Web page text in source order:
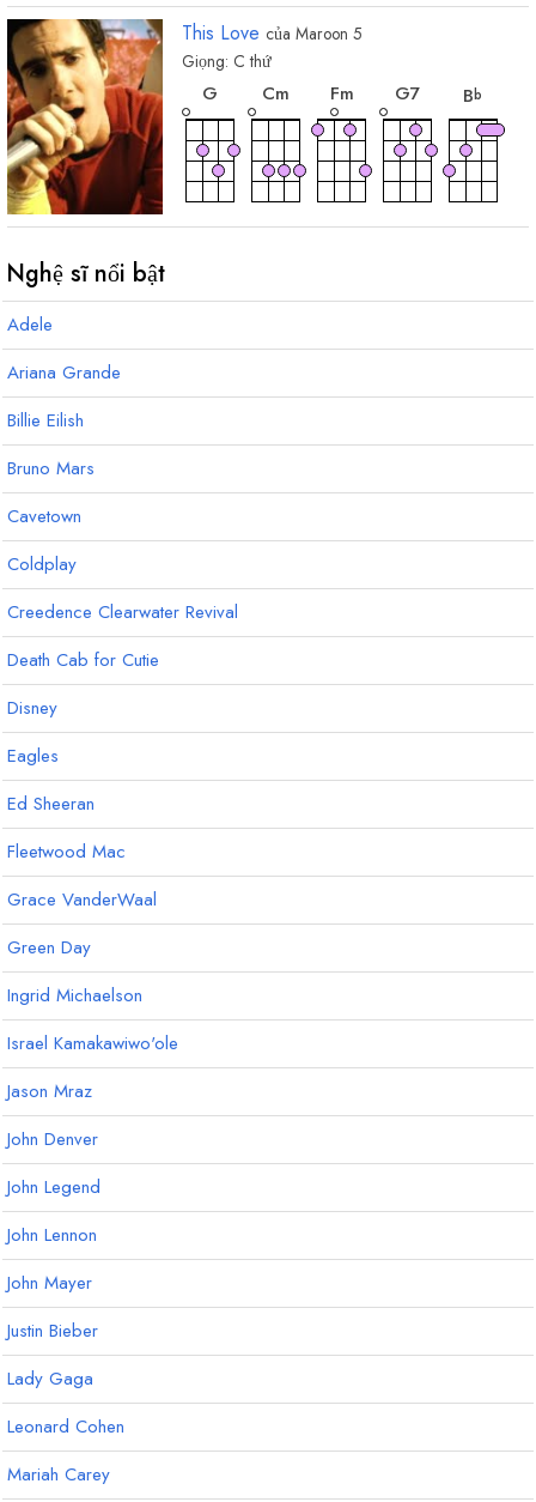
This Love của Maroon 5
Giọng: C thứ
G
hợp
Cm Fm G7 Bb
Eb
hợp
Ab
hợp
Ebmaj7
hợp
Nghệ sĩ nổi bật
Adele
Ariana Grande
Billie Eilish
Bruno Mars
Cavetown
Coldplay
Creedence Clearwater Revival
Death Cab for Cutie
Disney
Eagles
Ed Sheeran
Fleetwood Mac
Grace VanderWaal
Green Day
Ingrid Michaelson
Israel Kamakawiwo'ole
Jason Mraz
John Denver
John Legend
John Lennon
John Mayer
Justin Bieber
Lady Gaga
Leonard Cohen
Mariah Carey